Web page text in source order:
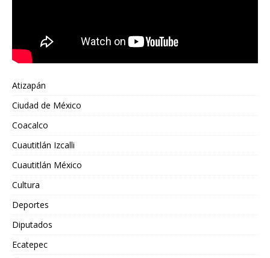
Atizapán
Ciudad de México
Coacalco
Cuautitlán Izcalli
Cuautitlán México
Cultura
Deportes
Diputados
Ecatepec